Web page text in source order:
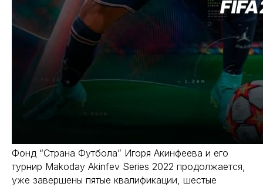
Фонд “Страна Футбола” Игоря Акинфеева и его
турнир Makoday Akinfev Series 2022 продолжается,
уже завершены пятые квалификации, шестые